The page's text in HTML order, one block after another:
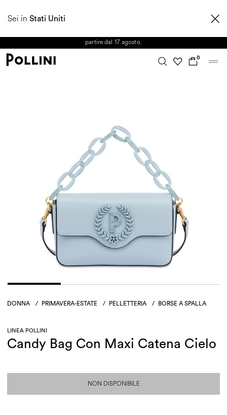
Sei in Stati Uniti
AUTUNNO/INVERNO 2026. Dall'8 al 16 agosto il Servizio Clienti non sarà
partire dal 17 agosto.
0
DONNA / PRIMAVERA-ESTATE / PELLETTERIA / BORSE A SPALLA
LINEA POLLINI
Candy Bag Con Maxi Catena Cielo
NON DISPONIBILE